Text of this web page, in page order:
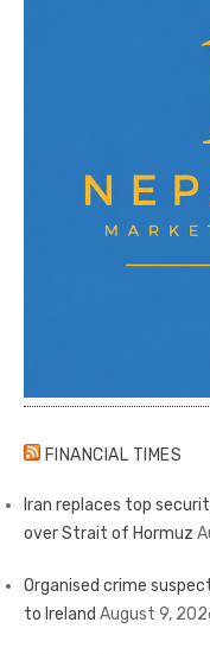
FINANCIAL TIMES
Iran replaces top
over Strait of Hormuz
Organised crime
to Ireland August 9,